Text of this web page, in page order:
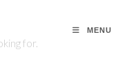
MENU
for.